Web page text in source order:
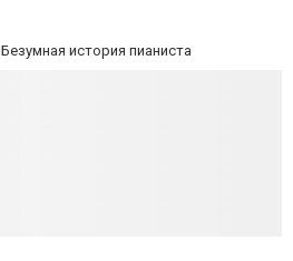
Безумная история пианиста